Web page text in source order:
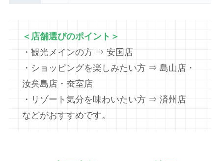
＜店舗選びのポイント＞
・観光メインの方 ⇒ 安国店
・ショッピングを楽しみたい方 ⇒ 島山店・
汝矣島店・蚕室店
・リゾート気分を味わいたい方 ⇒ 済州店
などがおすすめです。